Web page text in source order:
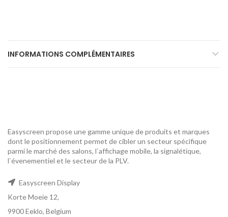
INFORMATIONS COMPLÉMENTAIRES
Easyscreen propose une gamme unique de produits et marques
dont le positionnement permet de cibler un secteur spécifique
parmi le marché des salons, l`affichage mobile, la signalétique,
l`évenementiel et le secteur de la PLV.
Easyscreen Display
Korte Moeie 12,
9900 Eeklo, Belgium